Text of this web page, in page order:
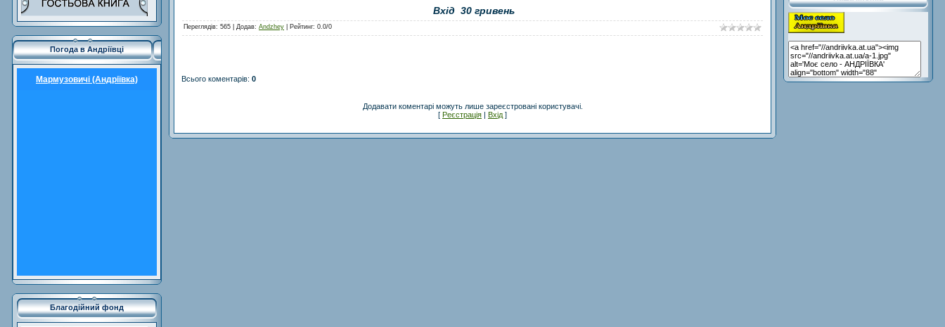
Погода в Андріївці
Мармузовичі (Андріївка)
Благодійний фонд
Вхід 30 гривень
Переглядів: 565 | Додав: Andzhey Рейтинг: 0.0/0
Всього коментарів: 0
Додавати коментарі можуть лише зареєстровані користувачі.
[ Реєстрація | Вхід ]